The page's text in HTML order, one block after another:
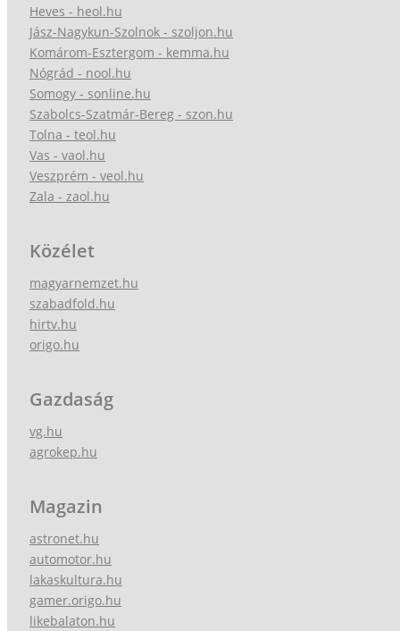
Heves - heol.hu
Jász-Nagykun-Szolnok - szoljon.hu
Komárom-Esztergom - kemma.hu
Nógrád - nool.hu
Somogy - sonline.hu
Szabolcs-Szatmár-Bereg - szon.hu
Tolna - teol.hu
Vas - vaol.hu
Veszprém - veol.hu
Zala - zaol.hu
Közélet
magyarnemzet.hu
szabadfold.hu
hirtv.hu
origo.hu
Gazdaság
vg.hu
agrokep.hu
Magazin
astronet.hu
automotor.hu
lakaskultura.hu
gamer.origo.hu
likebalaton.hu